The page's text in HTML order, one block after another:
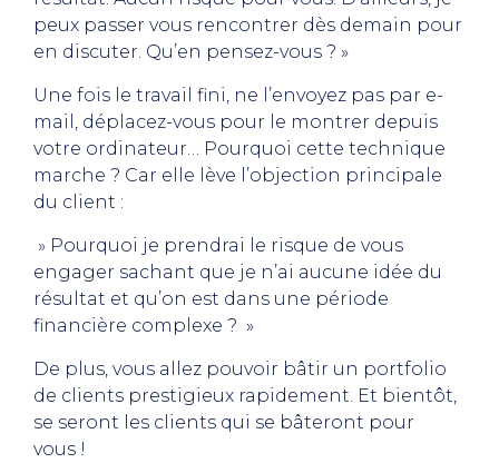
peux passer vous rencontrer dès demain pour
en discuter. Qu’en pensez-vous ? »
Une fois le travail fini, ne l’envoyez pas par e-
mail, déplacez-vous pour le montrer depuis
votre ordinateur… Pourquoi cette technique
marche ? Car elle lève l’objection principale
du client :
» Pourquoi je prendrai le risque de vous
engager sachant que je n’ai aucune idée du
résultat et qu’on est dans une période
financière complexe ? »
De plus, vous allez pouvoir bâtir un portfolio
de clients prestigieux rapidement. Et bientôt,
se seront les clients qui se bâteront pour
vous !